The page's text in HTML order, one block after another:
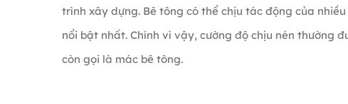
trình xây dựng. Bê tông có thể chịu tác động của
nổi bật nhất. Chính vì vậy, cường độ chịu nén thường
còn gọi là mác bê tông.